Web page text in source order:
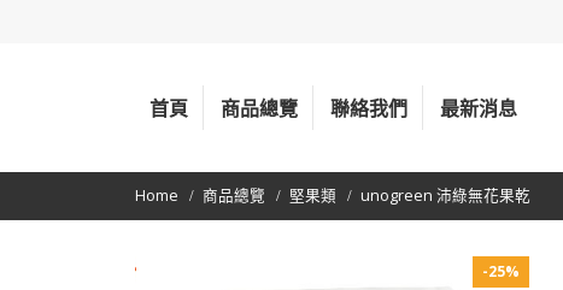
首頁 商品總覽 聯絡我們 最新消息
Home 商品總覽 堅果類 unogreen 沛綠無花果乾
-25%